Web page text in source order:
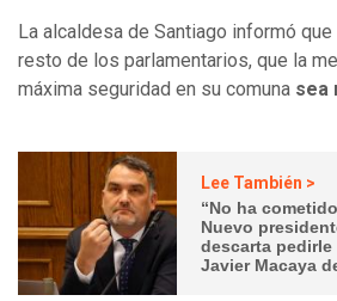
La alcaldesa de Santiago informó que
resto de los parlamentarios, que la
máxima seguridad en su comuna sea
Lee También >
“No ha
Nuevo
descarta
Javier Macaya